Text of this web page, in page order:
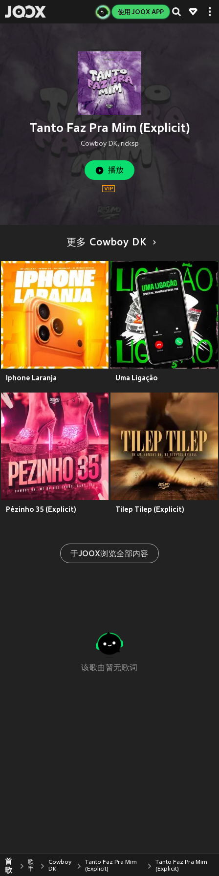
使用 JOOX APP
Tanto Faz Pra Mim (Explicit)
Cowboy DK,ricksp
播放
更多 Cowboy DK
Iphone Laranja Uma Ligação
Pézinho 35 (Explicit) Tilep Tilep (Explicit)
于JOOX浏览全部内容
该歌曲暂无歌词
首
歌
歌
手
Cowboy
DK
Tanto Faz Pra Mim
(Explicit)
Tanto Faz Pra Mim
(Explicit)